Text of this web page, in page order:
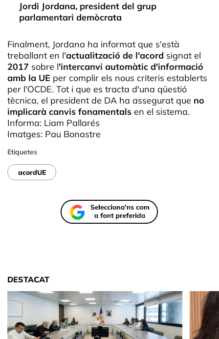
Jordi Jordana, president del grup
parlamentari demòcrata
Finalment, Jordana ha informat que s'està
treballant en l'actualització de l'acord signat el
2017 sobre l'intercanvi automàtic d'informació
amb la UE per complir els nous criteris establerts
per l'OCDE. Tot i que es tracta d'una qüestió
tècnica, el president de DA ha assegurat que no
implicarà canvis fonamentals en el sistema.
Informa: Liam Pallarés
Imatges: Pau Bonastre
Etiquetes
acordUE
DESTACAT